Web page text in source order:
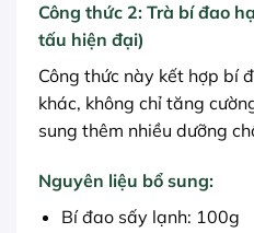
Công thức 2: Trà bí đao
tấu hiện đại)
Công thức này kết hợp bí
khác, không chỉ tăng
sung thêm nhiều dưỡng
Nguyên liệu bổ sung:
Bí đao sấy lạnh: 100g